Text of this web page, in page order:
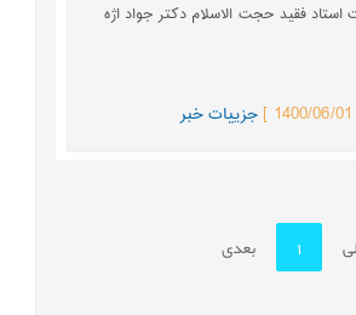
فقید حجت الاسلام دکتر جواد اژه
1400/06/
] جزییات خبر
بعدی